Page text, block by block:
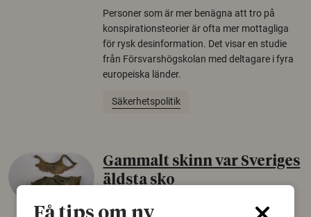
Personer som är mer benägna att tro på
konspirationsteorier är ofta mer mottagliga
för rysk desinformation. Det visar en studie
från Försvarshögskolan med deltagare i fyra
europeiska länder.
Säkerhetspolitik
Gammalt skinn var Sveriges
äldsta sko